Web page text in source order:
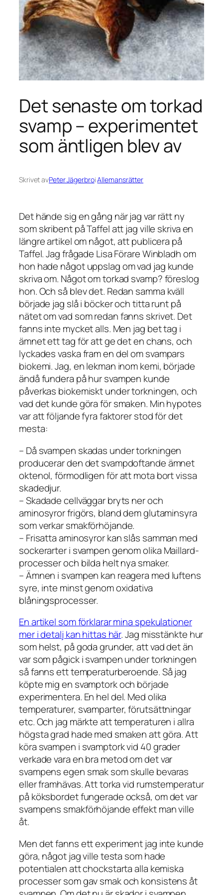
Det senaste om torkad
svamp – experimentet
som äntligen blev av
Skrivet avPeter JägerbroiAllemansrätter
Det hände sig en gång när jag var rätt ny
som skribent på Taffel att jag ville skriva en
längre artikel om något, att publicera på
Taffel. Jag frågade Lisa Förare Winbladh om
hon hade något uppslag om vad jag kunde
skriva om. Något om torkad svamp? föreslog
hon. Och så blev det. Redan samma kväll
började jag slå i böcker och titta runt på
nätet om vad som redan fanns skrivet. Det
fanns inte mycket alls. Men jag bet tag i
ämnet ett tag för att ge det en chans, och
lyckades vaska fram en del om svampars
biokemi. Jag, en lekman inom kemi, började
ändå fundera på hur svampen kunde
påverkas biokemiskt under torkningen, och
vad det kunde göra för smaken. Min hypotes
var att följande fyra faktorer stod för det
mesta:
– Då svampen skadas under torkningen
producerar den det svampdoftande ämnet
oktenol, förmodligen för att mota bort vissa
skadedjur.
– Skadade cellväggar bryts ner och
aminosyror frigörs, bland dem glutaminsyra
som verkar smakförhöjande.
– Frisatta aminosyror kan slås samman med
sockerarter i svampen genom olika Maillard-
processer och bilda helt nya smaker.
– Ämnen i svampen kan reagera med luftens
syre, inte minst genom oxidativa
blåningsprocesser.
En artikel som förklarar mina spekulationer
mer i detalj kan hittas här. Jag misstänkte hur
som helst, på goda grunder, att vad det än
var som pågick i svampen under torkningen
så fanns ett temperaturberoende. Så jag
köpte mig en svamptork och började
experimentera. En hel del. Med olika
temperaturer, svamparter, förutsättningar
etc. Och jag märkte att temperaturen i allra
högsta grad hade med smaken att göra. Att
köra svampen i svamptork vid 40 grader
verkade vara en bra metod om det var
svampens egen smak som skulle bevaras
eller framhävas. Att torka vid rumstemperatur
på köksbordet fungerade också, om det var
svampens smakförhöjande effekt man ville
åt.
Men det fanns ett experiment jag inte kunde
göra, något jag ville testa som hade
potentialen att chockstarta alla kemiska
processer som gav smak och konsistens åt